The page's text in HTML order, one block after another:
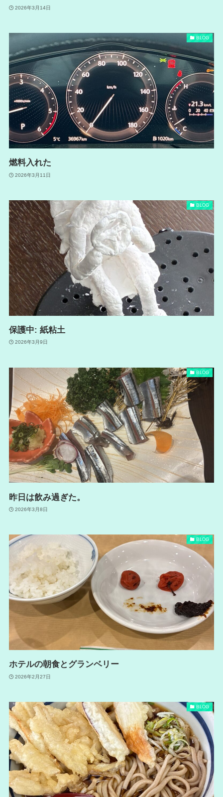
2026年3月14日
BLOG
燃料入れた
2026年3月11日
BLOG
保護中: 紙粘土
2026年3月9日
BLOG
昨日は飲み過ぎた。
2026年3月8日
BLOG
ホテルの朝食とグランベリー
2026年2月27日
BLOG